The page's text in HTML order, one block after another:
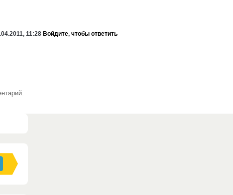
11:28 Войдите, чтобы ответить